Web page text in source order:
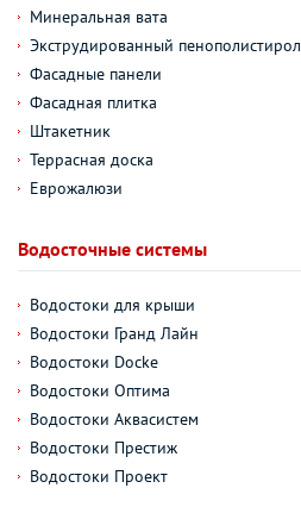
Минеральная вата
Экструдированный пенополистирол
Фасадные панели
Фасадная плитка
Штакетник
Террасная доска
Еврожалюзи
Водосточные системы
Водостоки для крыши
Водостоки Гранд Лайн
Водостоки Docke
Водостоки Оптима
Водостоки Аквасистем
Водостоки Престиж
Водостоки Проект